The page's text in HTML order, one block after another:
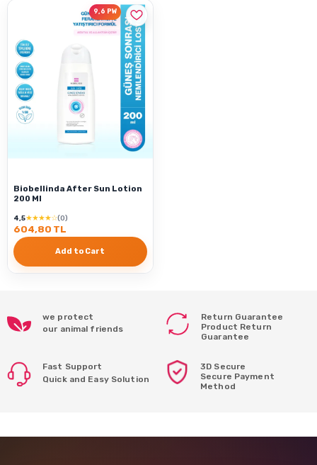
9,6 PW
Biobellinda After Sun Lotion
200 Ml
4,5★★★★☆(0)
604,80 TL
Add to Cart
we protect
our animal friends
Return Guarantee
Product Return
Guarantee
Fast Support
Quick and Easy Solution
3D Secure
Secure Payment
Method